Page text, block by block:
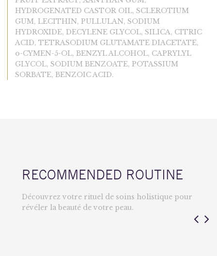
HYDROGENATED CASTOR OIL, SCLEROTIUM
GUM, LECITHIN, PULLULAN, SODIUM
HYDROXIDE, DECYLENE GLYCOL, SILICA, CITRIC
ACID, TETRASODIUM GLUTAMATE DIACETATE,
o-CYMEN-5-OL, BENZYL ALCOHOL, CAPRYLYL
GLYCOL, SODIUM BENZOATE, POTASSIUM
SORBATE, BENZOIC ACID.
RECOMMENDED ROUTINE
Découvrez votre rituel de soins holistique pour
révéler la beauté de votre peau.